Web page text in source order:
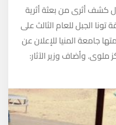
كشف أثرى من بعثة أثرية
الجبل للعام الثالث على
جامعة المنيا للإعلان عن
وأضاف وزير الآثار: